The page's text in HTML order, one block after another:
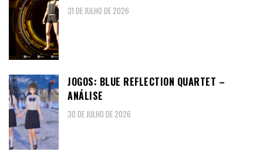
31 DE JULHO DE 2026
JOGOS: BLUE REFLECTION QUARTET –
ANÁLISE
30 DE JULHO DE 2026